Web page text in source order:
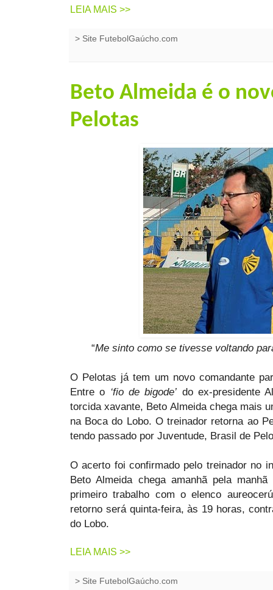
LEIA MAIS >>
> Site FutebolGaúcho.com
Beto Almeida é o
Pelotas
“Me sinto como se tivesse voltando
O Pelotas já tem um novo comandante
Entre o ‘fio de bigode’ do ex-presidente
torcida xavante, Beto Almeida chega mais
na Boca do Lobo. O treinador retorna ao
tendo passado por Juventude, Brasil de
O acerto foi confirmado pelo treinador no
Beto Almeida chega amanhã pela
primeiro trabalho com o elenco
retorno será quinta-feira, às 19 horas,
do Lobo.
LEIA MAIS >>
> Site FutebolGaúcho.com